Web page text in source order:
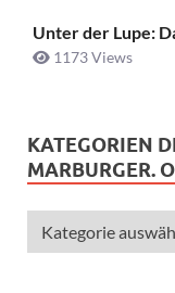
Unter der Lupe:
1173 Views
KATEGORIEN
MARBURGER.